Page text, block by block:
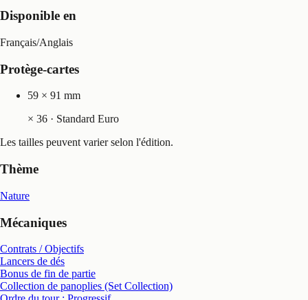
Disponible en
Français/Anglais
Protège-cartes
59 × 91 mm
× 36 · Standard Euro
Les tailles peuvent varier selon l'édition.
Thème
Nature
Mécaniques
Contrats / Objectifs
Lancers de dés
Bonus de fin de partie
Collection de panoplies (Set Collection)